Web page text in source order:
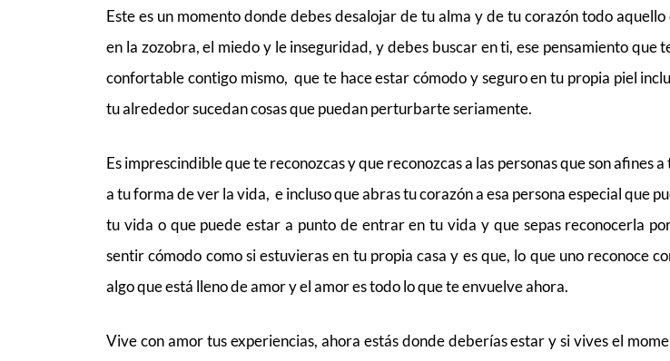
Este es un momento donde debes desalojar de tu alma y de tu corazón todo aquello
en la zozobra, el miedo y le inseguridad, y debes buscar en ti, ese pensamiento que
confortable contigo mismo, que te hace estar cómodo y seguro en tu propia piel
tu alrededor sucedan cosas que puedan perturbarte seriamente.
Es imprescindible que te reconozcas y que reconozcas a las personas que son afines a
a tu forma de ver la vida, e incluso que abras tu corazón a esa persona especial que
tu vida o que puede estar a punto de entrar en tu vida y que sepas reconocerla
sentir cómodo como si estuvieras en tu propia casa y es que, lo que uno reconoce
algo que está lleno de amor y el amor es todo lo que te envuelve ahora.
Vive con amor tus experiencias, ahora estás donde deberías estar y si vives el